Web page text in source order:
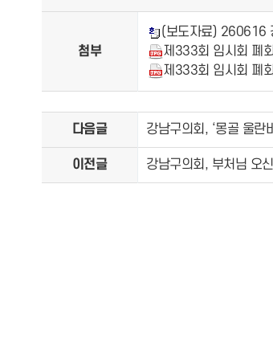
첨부
(보도자료) 260616
제333회 임시회 폐
제333회 임시회 폐
다음글 강남구의회, ‘몽골 울란
이전글 강남구의회, 부처님 오